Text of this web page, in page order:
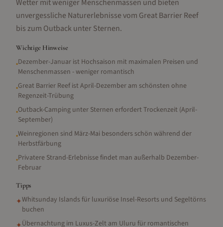
Wetter mit weniger Menschenmassen und bieten
unvergessliche Naturerlebnisse vom Great Barrier Reef
bis zum Outback unter Sternen.
Wichtige Hinweise
•Dezember-Januar ist Hochsaison mit maximalen Preisen und
Menschenmassen - weniger romantisch
•Great Barrier Reef ist April-Dezember am schönsten ohne
Regenzeit-Trübung
•Outback-Camping unter Sternen erfordert Trockenzeit (April-
September)
•Weinregionen sind März-Mai besonders schön während der
Herbstfärbung
•Privatere Strand-Erlebnisse findet man außerhalb Dezember-
Februar
Tipps
✦Whitsunday Islands für luxuriöse Insel-Resorts und Segeltörns
buchen
Übernachtung im Luxus-Zelt am Uluru für romantischen